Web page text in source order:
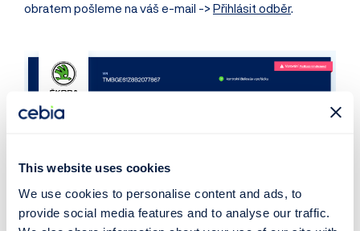
This website uses cookies
We use cookies to personalise content and ads, to
provide social media features and to analyse our traffic.
obratem pošleme na váš e-mail -> Přihlásit odběr.